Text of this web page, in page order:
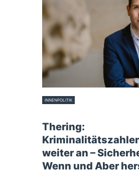
INNENPOLITIK
Thering:
weiter an –
Wenn und Aber